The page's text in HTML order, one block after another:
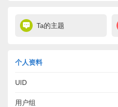
Ta的主题
个人资料
UID
用户组